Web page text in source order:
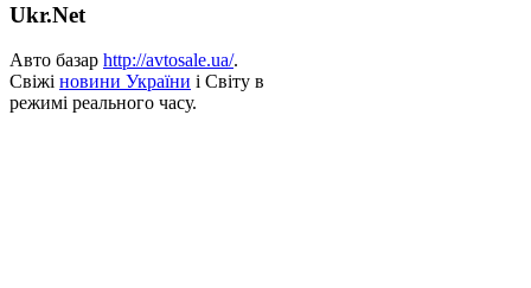
Ukr.Net
Авто базар http://avtosale.ua/.
Свіжі новини України і Світу в
режимі реального часу.